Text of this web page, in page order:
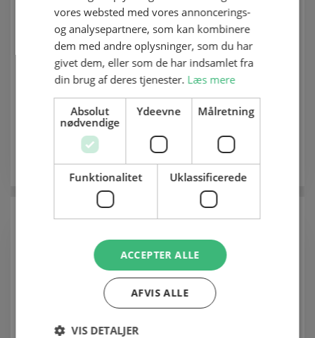
Lene Jakobsen
Administrativ medarbejder
Administration
Vejle - Boulevarden
6198 7787
vores websted med vores annoncerings-
og analysepartnere, som kan kombinere
dem med andre oplysninger, som du har
givet dem, eller som de har indsamlet fra
din brug af deres tjenester. Læs mere
Absolut
nødvendige
Ydeevne Målretning
Funktionalitet Uklassificerede
ACCEPTER ALLE
AFVIS ALLE
VIS DETALJER